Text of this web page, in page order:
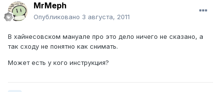
MrMeph
Опубликовано 3 августа, 2011
В хайнесовском мануале про это дело ничего не сказано, а
так сходу не понятно как снимать.
Может есть у кого инструкция?